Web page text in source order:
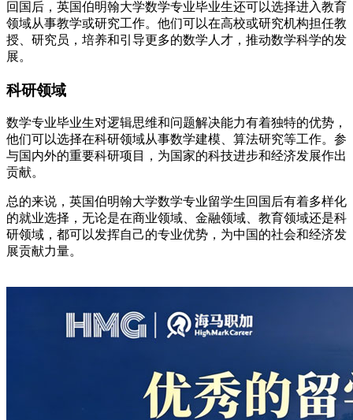
回国后，英国伯明翰大学数学专业毕业生还可以选择进入教育
领域从事教学或研究工作。他们可以在高校或研究机构担任教
授、研究员，培养和引导更多的数学人才，推动数学科学的发
展。
科研领域
数学专业毕业生对逻辑思维和问题解决能力有着独特的优势，
他们可以选择在科研领域从事数学建模、算法研究等工作。参
与国内外的重要科研项目，为国家的科技进步和经济发展作出
贡献。
总的来说，英国伯明翰大学数学专业留学生回国后有着多样化
的就业选择，无论是在商业领域、金融领域、教育领域还是科
研领域，都可以发挥自己的专业优势，为中国的社会和经济发
展贡献力量。